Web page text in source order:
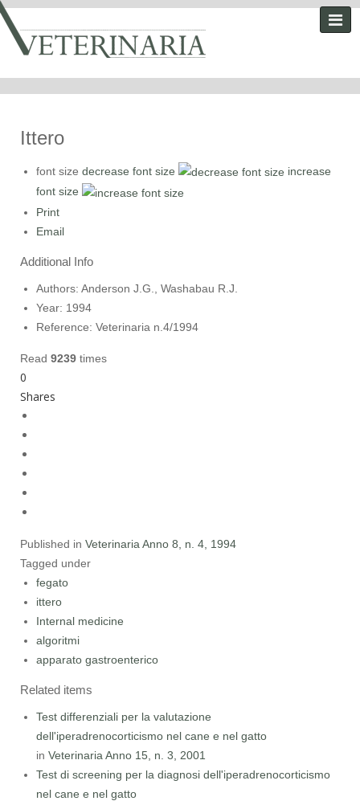
Ittero
font size decrease font size
increase
font size
Print
Email
Additional Info
Authors: Anderson J.G., Washabau R.J.
Year: 1994
Reference: Veterinaria n.4/1994
Read 9239 times
0
Shares
Published in Veterinaria Anno 8, n. 4, 1994
Tagged under
fegato
ittero
Internal medicine
algoritmi
apparato gastroenterico
Related items
Test differenziali per la valutazione
dell'iperadrenocorticismo nel cane e nel gatto
in Veterinaria Anno 15, n. 3, 2001
Test di screening per la diagnosi dell'iperadrenocorticismo
nel cane e nel gatto